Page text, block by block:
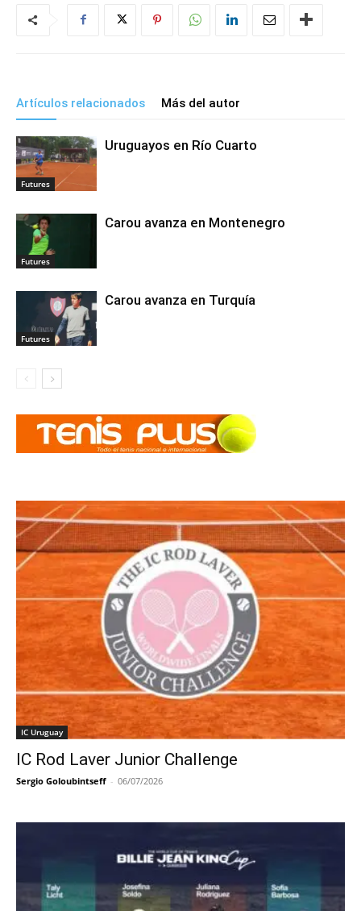
Artículos relacionados Más del autor
Futures
Uruguayos en Río Cuarto
Futures
Carou avanza en Montenegro
Futures
Carou avanza en Turquía
IC Uruguay
IC Rod Laver Junior Challenge
Sergio Goloubintseff - 06/07/2026